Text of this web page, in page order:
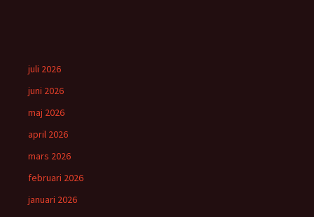
juli 2026
juni 2026
maj 2026
april 2026
mars 2026
februari 2026
januari 2026